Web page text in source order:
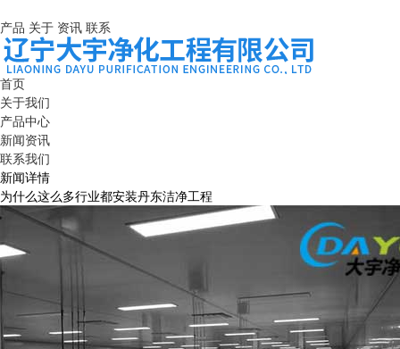
产品 关于 资讯 联系
首页
关于我们
产品中心
新闻资讯
联系我们
新闻详情
为什么这么多行业都安装丹东洁净工程